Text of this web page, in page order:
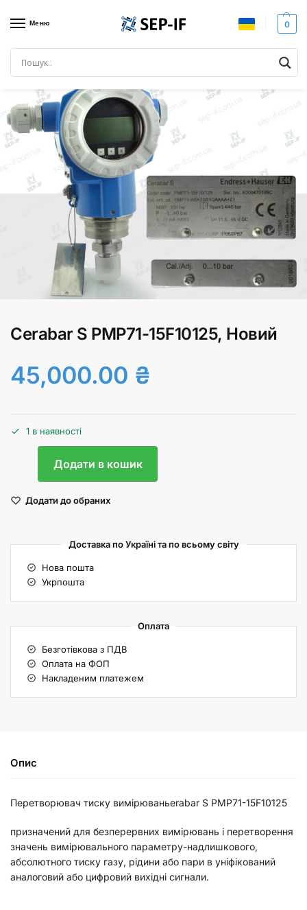
Меню 0
Головна
Cerabar S PMP71-15F10125, Новий
45,000.00 ₴
1 в наявності
Додати в кошик
Додати до обраних
Доставка по Україні та по всьому світу
Нова пошта
Укрпошта
Оплата
Безготівкова з ПДВ
Оплата на ФОП
Накладеним платежем
Опис
Перетворювач тиску вимірюваньerabar S PMP71-15F10125
призначений для безперервних вимірювань і перетворення
значень вимірювального параметру-надлишкового,
абсолютного тиску газу, рідини або пари в уніфікований
аналоговий або цифровий вихідні сигнали.